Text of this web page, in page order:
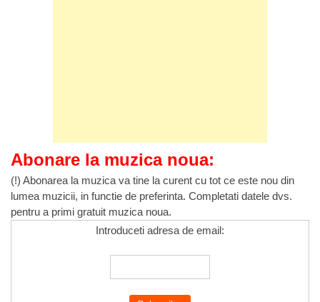
Abonare la muzica noua:
(!) Abonarea la muzica va tine la curent cu tot ce este nou din
lumea muzicii, in functie de preferinta. Completati datele dvs.
pentru a primi gratuit muzica noua.
Introduceti adresa de email: